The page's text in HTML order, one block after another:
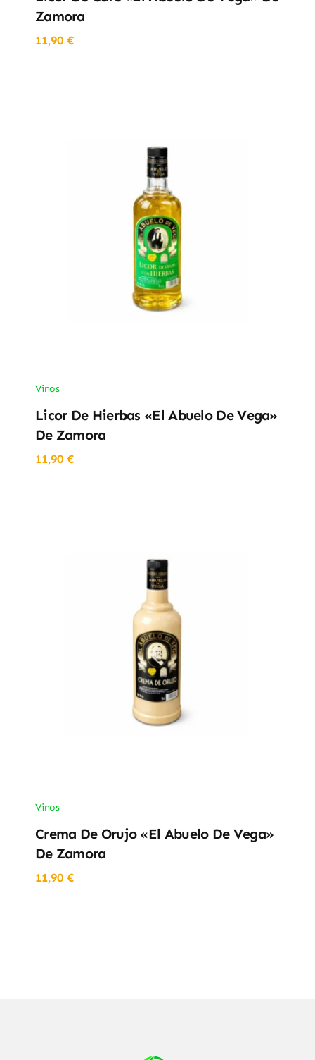
Zamora
11,90 €
Vinos
Licor De Hierbas «El Abuelo De Vega»
De Zamora
11,90 €
Vinos
Crema De Orujo «El Abuelo De Vega»
De Zamora
11,90 €